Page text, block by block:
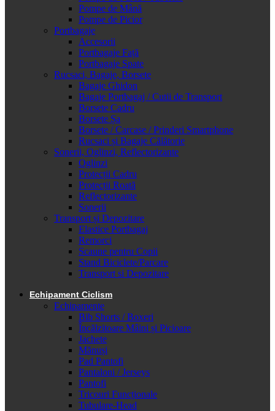
Pompe de Mână
Pompe de Picior
Portbagaje
Accesorii
Portbagaje Față
Portbagaje Spate
Rucsaci, Bagaje, Borsete
Bagaje Ghidon
Bagaje Portbagaj / Cutii de Transport
Borsete Cadru
Borsete Șa
Borsete / Carcase / Prinderi Smartphone
Rucsaci și Bagaje Călătorie
Sonerii, Oglinzi, Reflectorizante
Oglinzi
Protecții Cadru
Protecții Roată
Reflectorizante
Sonerii
Transport și Depozitare
Elastice Portbagaj
Remorci
Scaune pentru Copii
Stand Biciclete/Parcare
Transport si Depozitare
Echipament Ciclism
Echipamente
Bib Shorts / Boxeri
Încălzitoare Mâini și Picioare
Jachete
Mănuși
Pad Pantofi
Pantaloni / Jerseys
Pantofi
Tricouri Funcționale
Tubulare-Head